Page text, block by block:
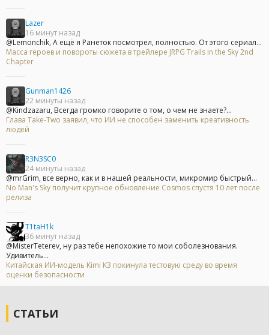
Lazer
16 минут назад
@Lemonchik, А ещё я Ранеток посмотрел, полностью. От этого сериал...
Масса героев и повороты сюжета в трейлере JRPG Trails in the Sky 2nd
Chapter
Gunman1426
22 минуты назад
@Kindzazaru, Всегда громко говорите о том, о чем не знаете?...
Глава Take-Two заявил, что ИИ не способен заменить креативность
людей
R3N3SC0
24 минуты назад
@mrGrim, все верно, как и в нашей реальности, микромир быстрый...
No Man's Sky получит крупное обновление Cosmos спустя 10 лет после
релиза
T1taH1k
36 минут назад
@MisterTeterev, ну раз тебе непохожие то мои соболезнования.
Удивитель...
Китайская ИИ-модель Kimi K3 покинула тестовую среду во время
оценки безопасности
СТАТЬИ